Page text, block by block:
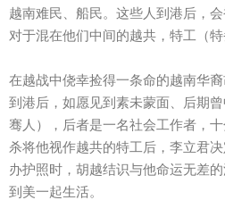
越南难民、船民。这些人到港后，
对于混在他们中间的越共，特工（特
在越战中侥幸捡得一条命的越南华
到港后，如愿见到素未蒙面、后期
骞人），后者是一名社会工作者，
杀将他视作越共的特工后，李立君
办护照时，胡越结识与他命运无差
到美一起生活。